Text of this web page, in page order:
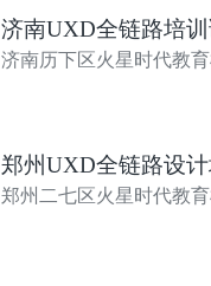
济南UXD全链路培
济南历下区火星时代教
郑州UXD全链路设
郑州二七区火星时代教